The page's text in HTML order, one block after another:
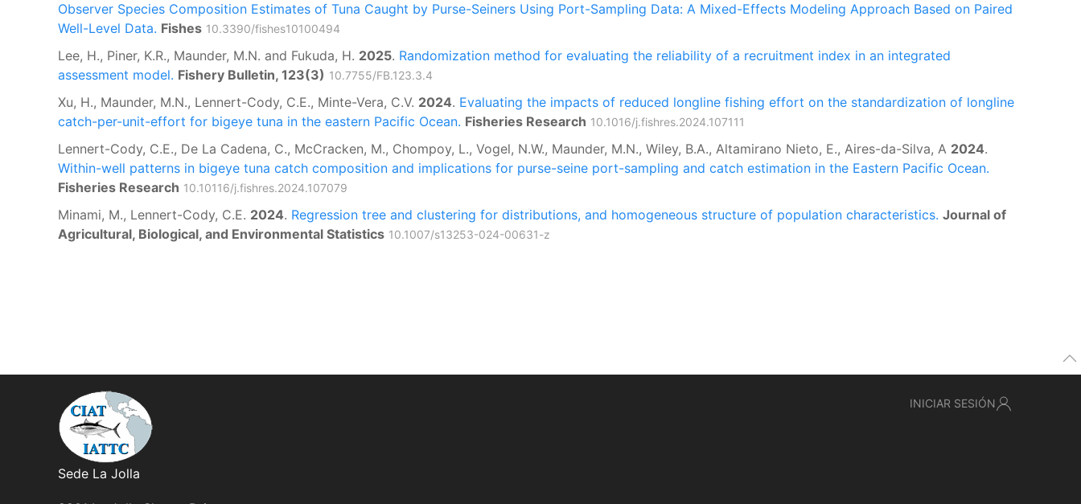
Observer Species Composition Estimates of Tuna Caught by Purse-Seiners Using Port-Sampling Data: A Mixed-Effects Modeling Approach Based on Paired
Well-Level Data. Fishes 10.3390/fishes10100494
Lee, H., Piner, K.R., Maunder, M.N. and Fukuda, H. 2025. Randomization method for evaluating the reliability of a recruitment index in an integrated
assessment model. Fishery Bulletin, 123(3) 10.7755/FB.123.3.4
Xu, H., Maunder, M.N., Lennert-Cody, C.E., Minte-Vera, C.V. 2024. Evaluating the impacts of reduced longline fishing effort on the standardization of longline
catch-per-unit-effort for bigeye tuna in the eastern Pacific Ocean. Fisheries Research 10.1016/j.fishres.2024.107111
Lennert-Cody, C.E., De La Cadena, C., McCracken, M., Chompoy, L., Vogel, N.W., Maunder, M.N., Wiley, B.A., Altamirano Nieto, E., Aires-da-Silva, A 2024.
Within-well patterns in bigeye tuna catch composition and implications for purse-seine port-sampling and catch estimation in the Eastern Pacific Ocean.
Fisheries Research 10.10116/j.fishres.2024.107079
Minami, M., Lennert-Cody, C.E. 2024. Regression tree and clustering for distributions, and homogeneous structure of population characteristics. Journal of
Agricultural, Biological, and Environmental Statistics 10.1007/s13253-024-00631-z
Sede La Jolla
INICIAR SESIÓN